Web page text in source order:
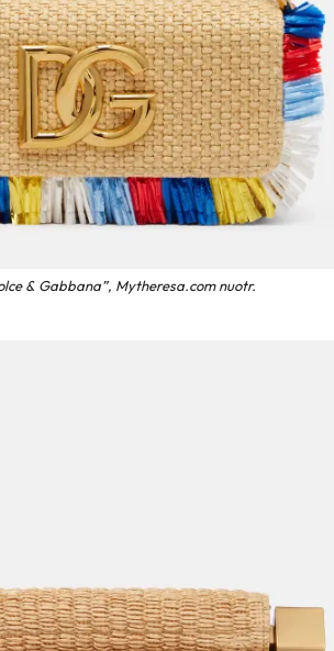
& Gabbana”, Mytheresa.com nuotr.